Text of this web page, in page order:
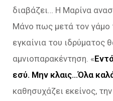
διαβάζει… Η Μαρίνα
Μάνο πως μετά τον γάμο
εγκαίνια του ιδρύματος
αμνιοπαρακέντηση. «
εσύ. Μην κλαις…Όλα
καθησυχάζει εκείνος,